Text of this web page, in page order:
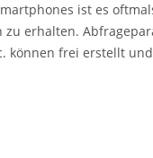
ist es
zu erhalten.
können frei erstellt